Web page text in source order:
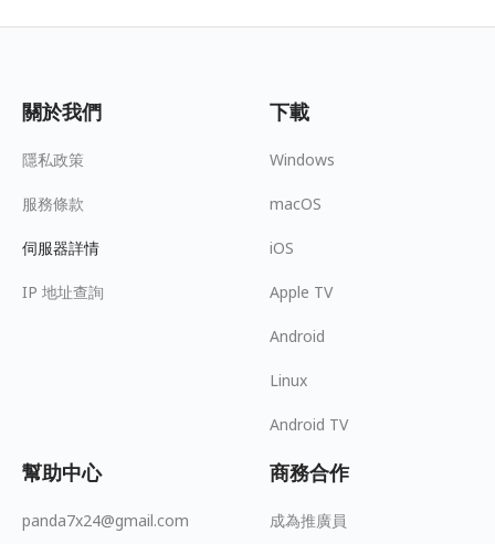
關於我們
隱私政策
服務條款
伺服器詳情
IP 地址查詢
下載
Windows
macOS
iOS
Apple TV
Android
Linux
Android TV
幫助中心
panda7x24@gmail.com
商務合作
成為推廣員